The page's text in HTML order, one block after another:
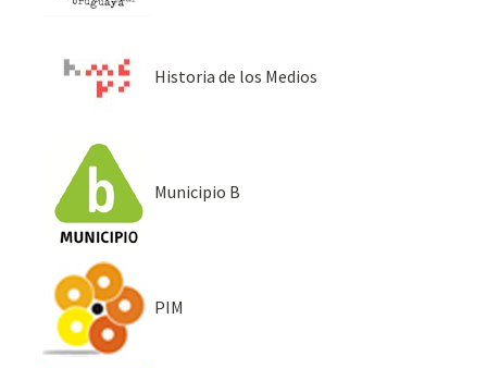
Historia de los Medios
Municipio B
PIM